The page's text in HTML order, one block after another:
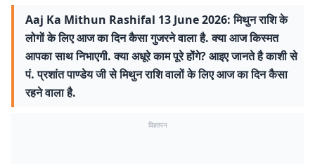
Aaj Ka Mithun Rashifal 13 June 2026: मिथुन राशि के
लोगों के लिए आज का दिन कैसा गुजरने वाला है. क्या आज किस्मत
आपका साथ निभाएगी. क्या अधूरे काम पूरे होंगे? आइए जानते है काशी से
पं. प्रशांत पाण्डेय जी से मिथुन राशि वालों के लिए आज का दिन कैसा
रहने वाला है.
विज्ञापन